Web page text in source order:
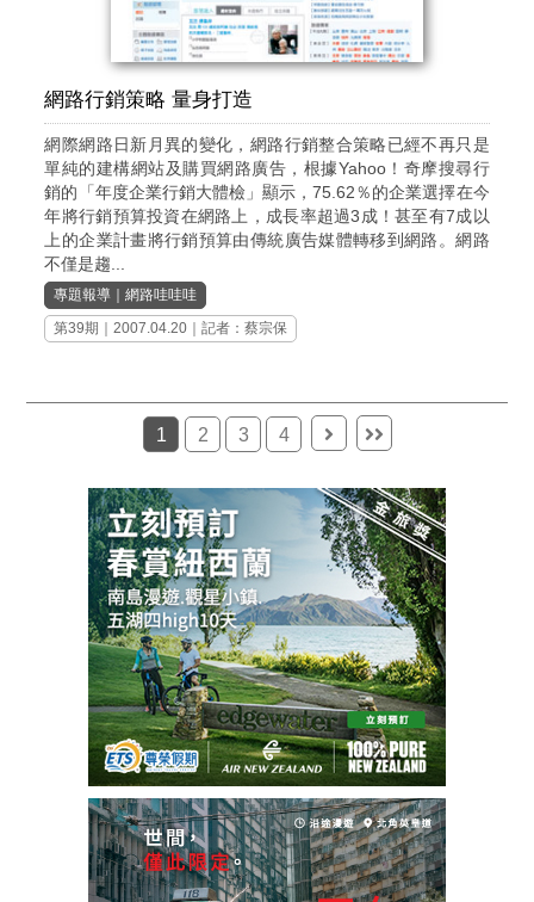
網路行銷策略 量身打造
網際網路日新月異的變化，網路行銷整合策略已經不再只是
單純的建構網站及購買網路廣告，根據Yahoo！奇摩搜尋行
銷的「年度企業行銷大體檢」顯示，75.62％的企業選擇在今
年將行銷預算投資在網路上，成長率超過3成！甚至有7成以
上的企業計畫將行銷預算由傳統廣告媒體轉移到網路。網路
不僅是趨...
專題報導 ｜網路哇哇哇
第39期
｜2007.04.20｜記者：蔡宗保
1 2 3 4